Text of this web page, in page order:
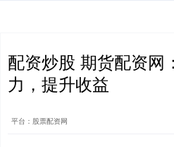
配资炒股 期货配资网
力，提升收益
平台：股票配资网